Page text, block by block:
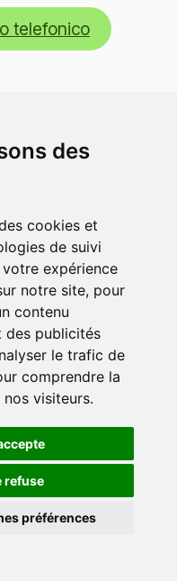
des
cookies et
de suivi
expérience
notre site, pour
contenu
des publicités
le trafic de
comprendre la
visiteurs.
refuse
préférences
telefonico
No hay precio
indicado
en el centro
ubicado en